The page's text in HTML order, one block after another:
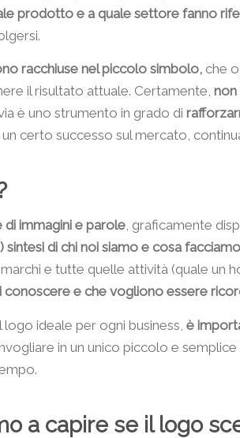
prodotto e a quale settore fanno
racchiuse nel piccolo simbolo, che
il risultato attuale. Certamente, non
è uno strumento in grado di
certo successo sul mercato,
di immagini e parole, graficamente
sintesi di chi noi siamo e cosa
e tutte quelle attività (quale un
conoscere e che vogliono essere
ideale per ogni business, è
in un unico piccolo e
a capire se il logo